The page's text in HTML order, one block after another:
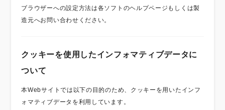
ブラウザーへの設定方法は各ソフトのヘルプページもしくは製
造元へお問い合わせください。
クッキーを使用したインフォマティブデータに
ついて
本Webサイトでは以下の目的のため、クッキーを用いたインフ
ォマティブデータを利用しています。